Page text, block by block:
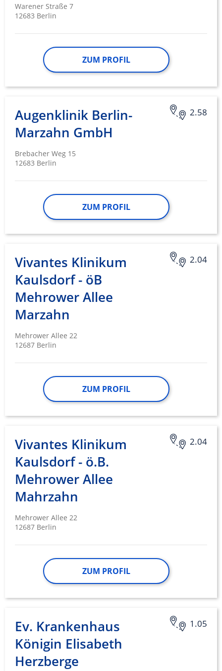
Warener Straße 7
12683 Berlin
ZUM PROFIL
2.58
Augenklinik Berlin-
Marzahn GmbH
Brebacher Weg 15
12683 Berlin
ZUM PROFIL
2.04
Vivantes Klinikum
Kaulsdorf - öB
Mehrower Allee
Marzahn
Mehrower Allee 22
12687 Berlin
ZUM PROFIL
2.04
Vivantes Klinikum
Kaulsdorf - ö.B.
Mehrower Allee
Mahrzahn
Mehrower Allee 22
12687 Berlin
ZUM PROFIL
1.05
Ev. Krankenhaus
Königin Elisabeth
Herzberge